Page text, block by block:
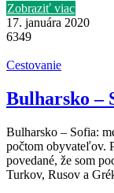
Zobraziť viac
17. januára 2020
6349
Cestovanie
Bulharsko –
Bulharsko – Sofia:
počtom obyvateľov.
povedané, že som
Turkov, Rusov a